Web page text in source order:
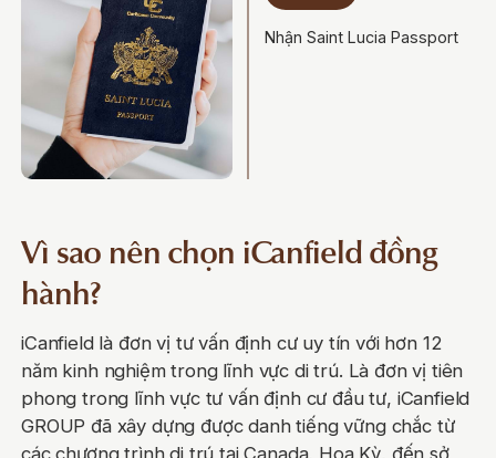
Nhận Saint Lucia Passport
Vì sao nên chọn iCanfield đồng
hành?
iCanfield là đơn vị tư vấn định cư uy tín với hơn 12
năm kinh nghiệm trong lĩnh vực di trú. Là đơn vị tiên
phong trong lĩnh vực tư vấn định cư đầu tư, iCanfield
GROUP đã xây dựng được danh tiếng vững chắc từ